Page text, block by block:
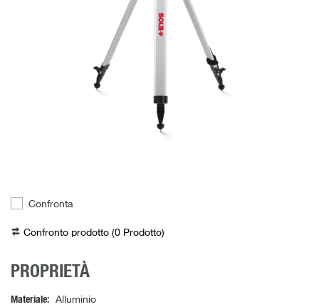
Confronta
Confronto prodotto (0 Prodotto)
PROPRIETÀ
Materiale Alluminio